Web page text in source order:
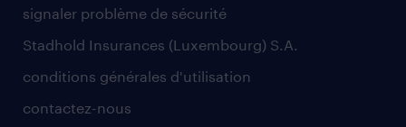
signaler problème de sécurité
Stadhold Insurances (Luxembourg) S.A.
conditions générales d'utilisation
contactez-nous